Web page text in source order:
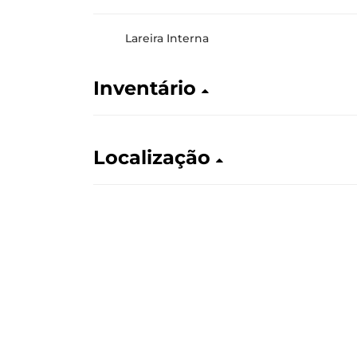
Lareira Interna
Inventário
Localização